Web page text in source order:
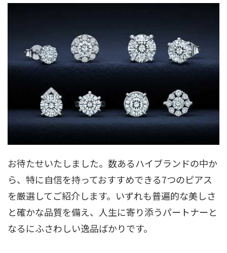
お待たせいたしました。数あるハイブランドの中か
ら、特に自信を持っておすすめできる7つのピアス
を厳選してご紹介します。いずれも普遍的な美しさ
と確かな品質を備え、人生に寄り添うパートナーと
なるにふさわしい逸品ばかりです。